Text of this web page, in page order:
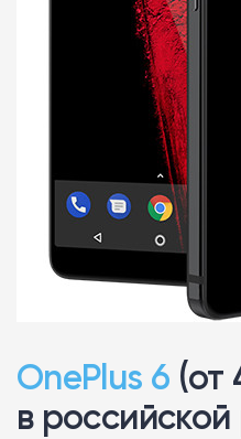
OnePlus 6 (от
в